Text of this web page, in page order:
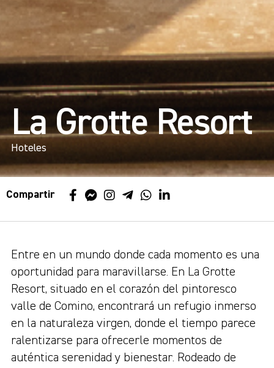
La Grotte Resort
Hoteles
Compartir
Entre en un mundo donde cada momento es una
oportunidad para maravillarse. En La Grotte
Resort, situado en el corazón del pintoresco
valle de Comino, encontrará un refugio inmerso
en la naturaleza virgen, donde el tiempo parece
ralentizarse para ofrecerle momentos de
auténtica serenidad y bienestar. Rodeado de